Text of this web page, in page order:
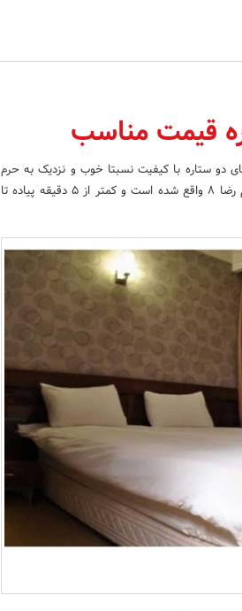
قیمت مناسب
دو ستاره با کیفیت نسبتا خوب و نزدیک به حرم
مطهر در مشهد مقدس می باشد. این هتل در خیابان امام رضا , امام رضا 8 واقع شده است و کمتر از 5 دقیقه پیاده تا